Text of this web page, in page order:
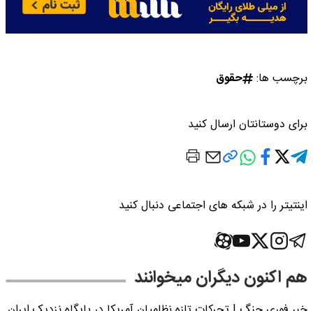
برچسب ها: حقوق
برای دوستانتان ارسال کنید
اینتیتر را در شبکه های اجتماعی دنبال کنید
هم اکنون دیگران میخوانند